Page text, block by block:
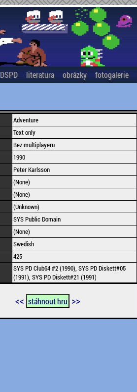
DSPD literatura obrázky fotogalerie
Adventure
Text only
Bez multiplayeru
1990
Peter Karlsson
(None)
(None)
(Unknown)
SYS Public Domain
(None)
Swedish
425
SYS PD Club64 #2 (1990), SYS PD Diskett#05
(1991), SYS PD Diskett#21 (1991)
<< stáhnout hru >>